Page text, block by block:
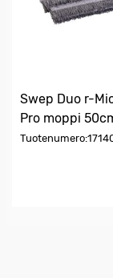
Swep Duo r-
Pro moppi